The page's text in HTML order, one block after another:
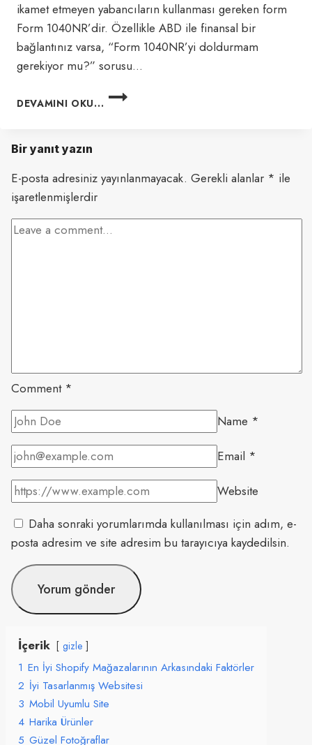
ikamet etmeyen yabancıların kullanması gereken form
Form 1040NR’dir. Özellikle ABD ile finansal bir
bağlantınız varsa, “Form 1040NR’yi doldurmam
gerekiyor mu?” sorusu…
DEVAMINI OKU...
YABANCILAR
1040NR:
Bir yanıt yazın
E-posta adresiniz yayınlanmayacak. Gerekli alanlar * ile
işaretlenmişlerdir
Comment *
Name *
Email *
Website
Daha sonraki yorumlarımda kullanılması için adım, e-
posta adresim ve site adresim bu tarayıcıya kaydedilsin.
İçerik gizle
1 En İyi Shopify Mağazalarının Arkasındaki Faktörler
2 İyi Tasarlanmış Websitesi
3 Mobil Uyumlu Site
4 Harika Ürünler
5 Güzel Fotoğraflar